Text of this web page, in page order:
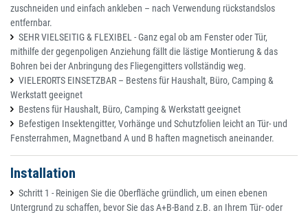
zuschneiden und einfach ankleben – nach Verwendung rückstandslos
entfernbar.
SEHR VIELSEITIG & FLEXIBEL - Ganz egal ob am Fenster oder Tür,
mithilfe der gegenpoligen Anziehung fällt die lästige Montierung & das
Bohren bei der Anbringung des Fliegengitters vollständig weg.
VIELERORTS EINSETZBAR – Bestens für Haushalt, Büro, Camping &
Werkstatt geeignet
Bestens für Haushalt, Büro, Camping & Werkstatt geeignet
Befestigen Insektengitter, Vorhänge und Schutzfolien leicht an Tür- und
Fensterrahmen, Magnetband A und B haften magnetisch aneinander.
Installation
Schritt 1 - Reinigen Sie die Oberfläche gründlich, um einen ebenen
Untergrund zu schaffen, bevor Sie das A+B-Band z.B. an Ihrem Tür- oder